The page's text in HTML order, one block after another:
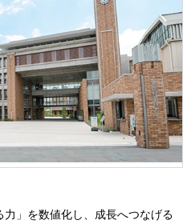
」を数値化し、成長へつなげる